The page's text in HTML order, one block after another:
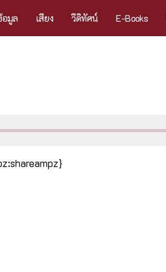
มูล เสียง วีดิทัศน์ E-Books